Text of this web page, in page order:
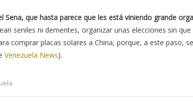
Sena, que hasta parece que les está viniendo grande
seniles ni dementes, organizar unas elecciones sin
comprar placas solares a China, porque, a este paso,
Venezuela News).